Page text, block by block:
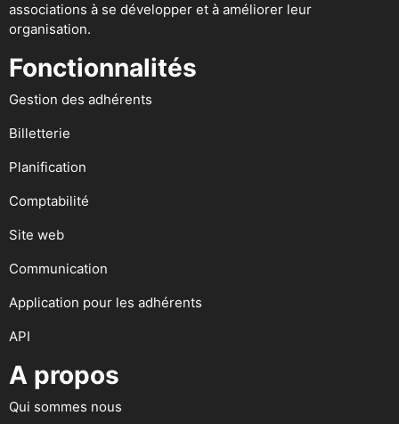
associations à se développer et à améliorer leur
organisation.
Fonctionnalités
Gestion des adhérents
Billetterie
Planification
Comptabilité
Site web
Communication
Application pour les adhérents
API
A propos
Qui sommes nous